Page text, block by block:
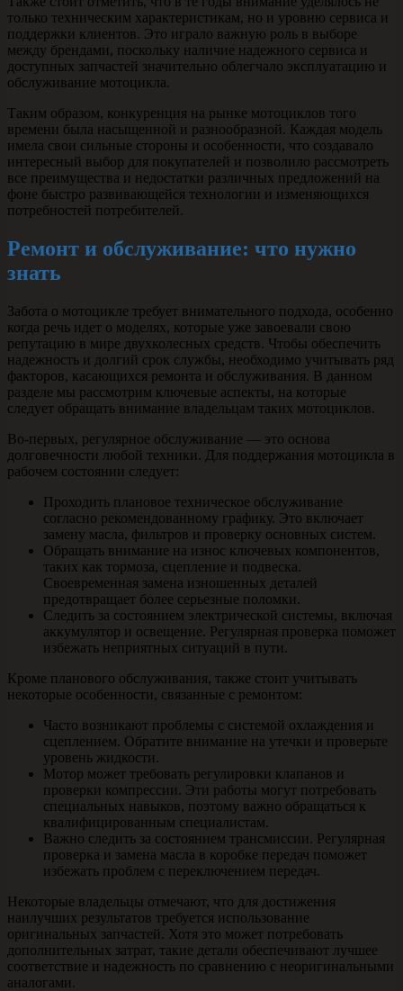
только техническим характеристикам, но и уровню сервиса и
поддержки клиентов. Это играло важную роль в выборе
между брендами, поскольку наличие надежного сервиса и
доступных запчастей значительно облегчало эксплуатацию и
обслуживание мотоцикла.
Таким образом, конкуренция на рынке мотоциклов того
времени была насыщенной и разнообразной. Каждая модель
имела свои сильные стороны и особенности, что создавало
интересный выбор для покупателей и позволило рассмотреть
все преимущества и недостатки различных предложений на
фоне быстро развивающейся технологии и изменяющихся
потребностей потребителей.
Ремонт и обслуживание: что нужно
знать
Забота о мотоцикле требует внимательного подхода, особенно
когда речь идет о моделях, которые уже завоевали свою
репутацию в мире двухколесных средств. Чтобы обеспечить
надежность и долгий срок службы, необходимо учитывать ряд
факторов, касающихся ремонта и обслуживания. В данном
разделе мы рассмотрим ключевые аспекты, на которые
следует обращать внимание владельцам таких мотоциклов.
Во-первых, регулярное обслуживание — это основа
долговечности любой техники. Для поддержания мотоцикла в
рабочем состоянии следует:
Проходить плановое техническое обслуживание
согласно рекомендованному графику. Это включает
замену масла, фильтров и проверку основных систем.
Обращать внимание на износ ключевых компонентов,
таких как тормоза, сцепление и подвеска.
Своевременная замена изношенных деталей
предотвращает более серьезные поломки.
Следить за состоянием электрической системы, включая
аккумулятор и освещение. Регулярная проверка поможет
избежать неприятных ситуаций в пути.
Кроме планового обслуживания, также стоит учитывать
некоторые особенности, связанные с ремонтом:
Часто возникают проблемы с системой охлаждения и
сцеплением. Обратите внимание на утечки и проверьте
уровень жидкости.
Мотор может требовать регулировки клапанов и
проверки компрессии. Эти работы могут потребовать
специальных навыков, поэтому важно обращаться к
квалифицированным специалистам.
Важно следить за состоянием трансмиссии. Регулярная
проверка и замена масла в коробке передач поможет
избежать проблем с переключением передач.
Некоторые владельцы отмечают, что для достижения
наилучших результатов требуется использование
оригинальных запчастей. Хотя это может потребовать
дополнительных затрат, такие детали обеспечивают лучшее
соответствие и надежность по сравнению с неоригинальными
аналогами.